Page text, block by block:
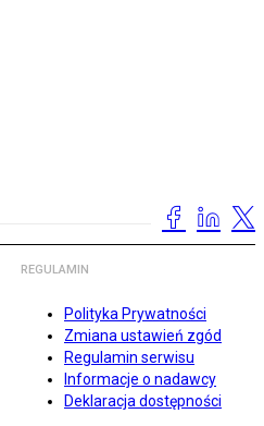
REGULAMIN
Polityka Prywatności
Zmiana ustawień zgód
Regulamin serwisu
Informacje o nadawcy
Deklaracja dostępności